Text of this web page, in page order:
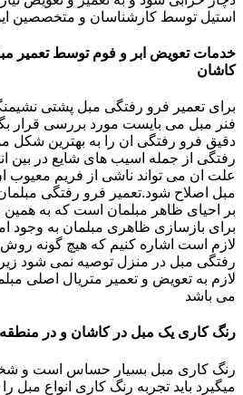
استیل توسط کارشناسان و متخصصین
خدمات تعویض ابر و فوم توسط تعمیر
کاشان
برای تعمیر فرو رفتگی مبل پشتی
فنر مبل می بایست مورد بررسی قرار
دقیق فرو رفتگی ان را به بهترین
رفتگی از جمله اسیب های شایع در بین
علت ان می تواند ناشی از فریم معیوب
مبل اصلاح شود.تعمیر فرو رفتگی
بر احیای ظاهر مبلمان است که به
برای بازسازی ظاهری مبلمان به وجود
لازم است اشاره کنیم که هیچ گونه
رفتگی مبل در منزل توصیه نمی شود
لازم به تعویض و تعمیر متریال اصلی
می باشد
رنگ کاری یک مبل در کاشان و در
رنگ کاری مبل بسیار حساس است و
میگیرد باید تجربه رنگ کاری انواع مبل